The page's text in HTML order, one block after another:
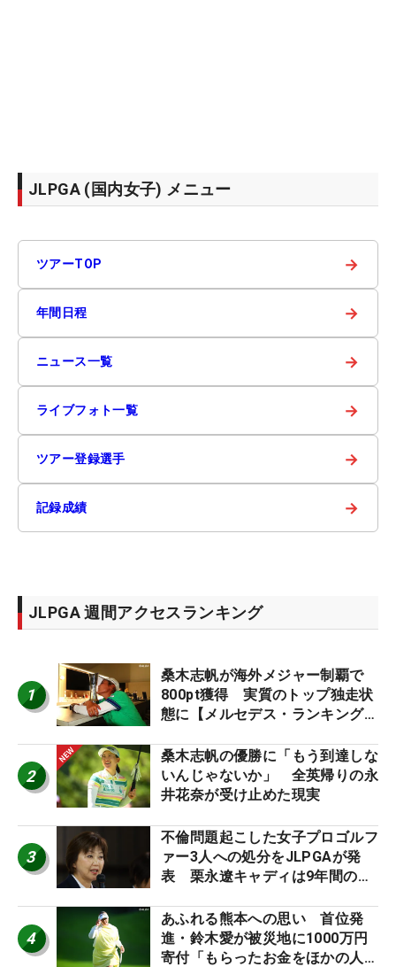
JLPGA (国内女子) メニュー
ツアーTOP →
年間日程 →
ニュース一覧 →
ライブフォト一覧 →
ツアー登録選手 →
記録成績 →
JLPGA 週間アクセスランキング
1
桑木志帆が海外メジャー制覇で
800pt獲得 実質のトップ独走状
態に【メルセデス・ランキング番
2
桑木志帆の優勝に「もう到達しな
いんじゃないか」 全英帰りの永
井花奈が受け止めた現実
3
不倫問題起こした女子プロゴルフ
ァー3人への処分をJLPGAが発
表 栗永遼キャディは9年間の立
4
あふれる熊本への思い 首位発
進・鈴木愛が被災地に1000万円
寄付「もらったお金をほかの人